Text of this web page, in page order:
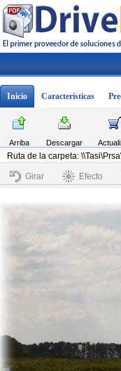
Inicio Características
Arriba Descargar
Ruta de la carpeta:
Girar Efecto